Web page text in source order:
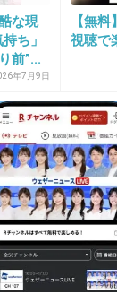
+222
諦めざるを
は進みます
(´･_･`)
+146
な現
ち」
前”...
年7月9日
【無
視聴で